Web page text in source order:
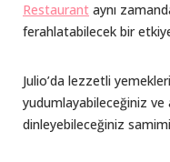
Restaurant aynı
ferahlatabilecek bir
Julio’da lezzetli
yudumlayabileceğiniz ve
dinleyebileceğiniz